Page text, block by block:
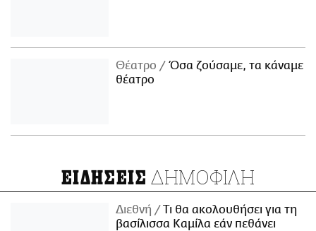
Θέατρο
Όσα ζούσαμε, τα κάναμε
θέατρο
ΕΙΔΗΣΕΙΣ ΔΗΜΟΦΙΛΗ
Διεθνή
Τι θα ακολουθήσει για τη
βασίλισσα Καμίλα εάν πεθάνει